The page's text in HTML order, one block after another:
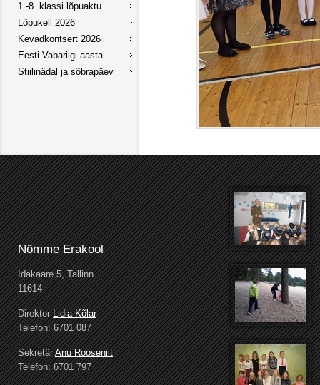
1.-8. klassi lõpuaktu...
Lõpukell 2026
Kevadkontsert 2026
Eesti Vabariigi aasta...
Stiilinädal ja sõbrapäev
Nõmme Erakool
Idakaare 5, Tallinn
11614
DirektorLidia Kõlar
Telefon: 6701 087
SekretärAnu Rooseniit
Telefon: 6701 797